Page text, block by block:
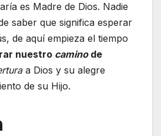
es Madre de Dios. Nadie
saber que significa esperar
de aquí empieza el tiempo
nuestro caminode
a Dios y su alegre
de su Hijo.